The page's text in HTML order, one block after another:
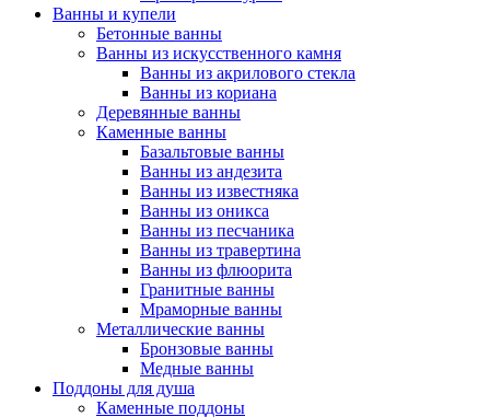
Ванны и купели
Бетонные ванны
Ванны из искусственного камня
Ванны из акрилового стекла
Ванны из кориана
Деревянные ванны
Каменные ванны
Базальтовые ванны
Ванны из андезита
Ванны из известняка
Ванны из оникса
Ванны из песчаника
Ванны из травертина
Ванны из флюорита
Гранитные ванны
Мраморные ванны
Металлические ванны
Бронзовые ванны
Медные ванны
Поддоны для душа
Каменные поддоны